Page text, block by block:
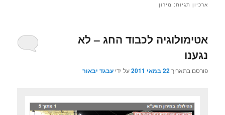
ארכיון תגיות: מירון
אטימולוגיה לכבוד החג – לא
נגענו
פורסם בתאריך22 במאי 2011 על ידיעבגד יבאור